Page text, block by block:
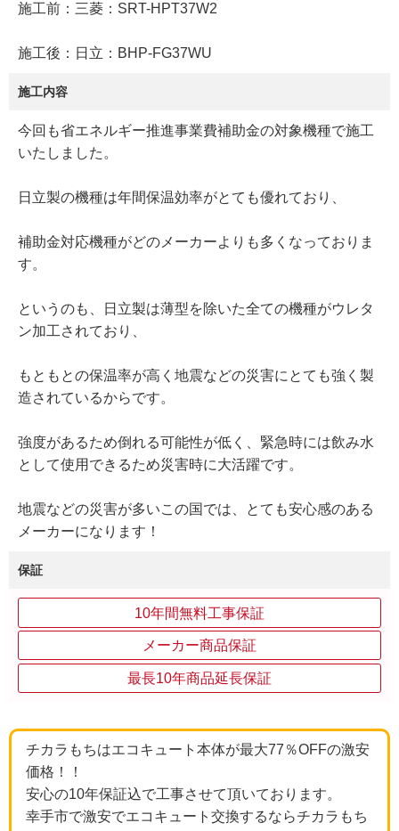
施工前：三菱：SRT-HPT37W2
施工後：日立：BHP-FG37WU
施工内容
今回も省エネルギー推進事業費補助金の対象機種で施工
いたしました。
日立製の機種は年間保温効率がとても優れており、
補助金対応機種がどのメーカーよりも多くなっておりま
す。
というのも、日立製は薄型を除いた全ての機種がウレタ
ン加工されており、
もともとの保温率が高く地震などの災害にとても強く製
造されているからです。
強度があるため倒れる可能性が低く、緊急時には飲み水
として使用できるため災害時に大活躍です。
地震などの災害が多いこの国では、とても安心感のある
メーカーになります！
保証
10年間無料工事保証
メーカー商品保証
最長10年商品延長保証
チカラもちはエコキュート本体が最大77％OFFの激安
価格！！
安心の10年保証込で工事させて頂いております。
幸手市で激安でエコキュート交換するならチカラもち